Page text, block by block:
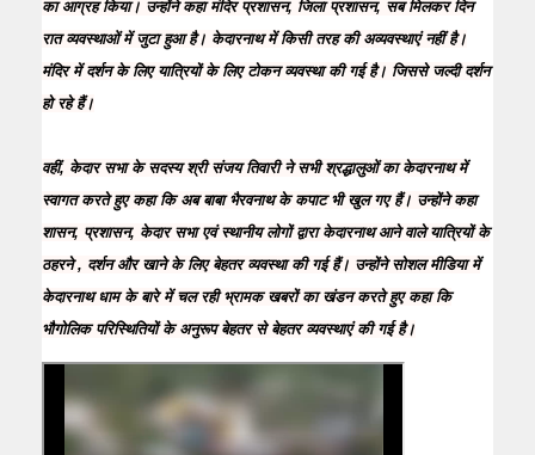
का आग्रह किया। उन्होंने कहा मंदिर प्रशासन, जिला प्रशासन, सब मिलकर दिन
रात व्यवस्थाओं में जुटा हुआ है। केदारनाथ में किसी तरह की अव्यवस्थाएं नहीं है।
मंदिर में दर्शन के लिए यात्रियों के लिए टोकन व्यवस्था की गई है। जिससे जल्दी दर्शन
हो रहे हैं।
वहीं, केदार सभा के सदस्य श्री संजय तिवारी ने सभी श्रद्धालुओं का केदारनाथ में
स्वागत करते हुए कहा कि अब बाबा भैरवनाथ के कपाट भी खुल गए हैं। उन्होंने कहा
शासन, प्रशासन, केदार सभा एवं स्थानीय लोगों द्वारा केदारनाथ आने वाले यात्रियों के
ठहरने , दर्शन और खाने के लिए बेहतर व्यवस्था की गई हैं। उन्होंने सोशल मीडिया में
केदारनाथ धाम के बारे में चल रही भ्रामक खबरों का खंडन करते हुए कहा कि
भौगोलिक परिस्थितियों के अनुरूप बेहतर से बेहतर व्यवस्थाएं की गई है।